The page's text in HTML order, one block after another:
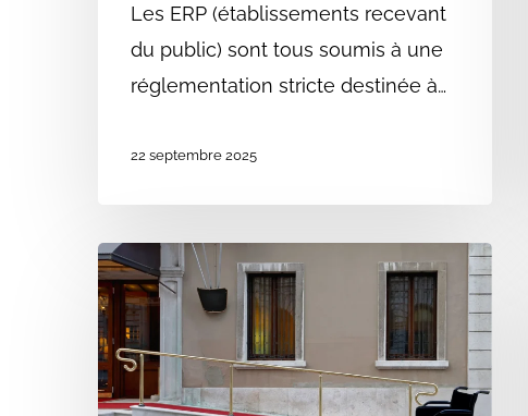
Les ERP (établissements recevant
du public) sont tous soumis à une
réglementation stricte destinée à…
22 septembre 2025
Rampe
PMR
Accessibilité
:
Guide